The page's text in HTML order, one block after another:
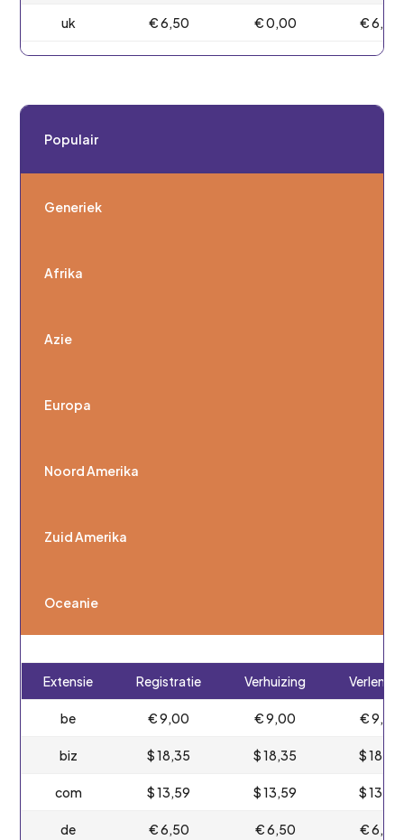
uk € 6,50 € 0,00 € 6,50
Populair
Generiek
Afrika
Azie
Europa
Noord Amerika
Zuid Amerika
Oceanie
Extensie Registratie Verhuizing
be € 9,00 € 9,00 € 9,00
biz $ 18,35 $ 18,35 $ 18,35
com $ 13,59 $ 13,59 $ 13,59
de € 6,50 € 6,50 € 6,50